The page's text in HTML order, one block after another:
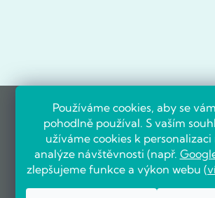
Používáme cookies, aby se
pohodlně používal. S vaším
užíváme cookies k
analýze návštěvnosti (např.
zlepšujeme funkce a výkon webu (
OVĚŘENO ZÁKAZNÍKY
na portálu Heureka.cz.